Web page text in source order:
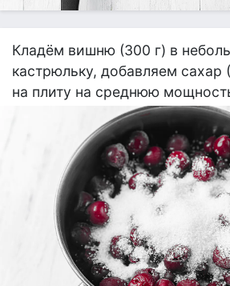
Кладём вишню (300 г) в
кастрюльку, добавляем сахар
на плиту на среднюю